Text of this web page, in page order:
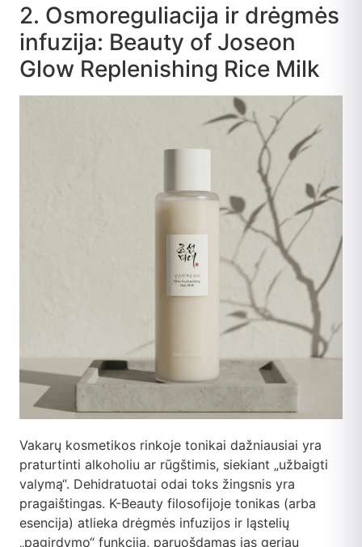
2. Osmoreguliacija ir drėgmės
infuzija: Beauty of Joseon
Glow Replenishing Rice Milk
Vakarų kosmetikos rinkoje tonikai dažniausiai yra
praturtinti alkoholiu ar rūgštimis, siekiant „užbaigti
valymą“. Dehidratuotai odai toks žingsnis yra
pragaištingas. K-Beauty filosofijoje tonikas (arba
esencija) atlieka drėgmės infuzijos ir ląstelių
„pagirdymo“ funkciją, paruošdamas jas geriau